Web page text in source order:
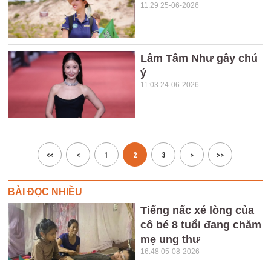
11:29 25-06-2026
Lâm Tâm Như gây chú
ý
11:03 24-06-2026
<< < 1 2 3 > >>
BÀI ĐỌC NHIỀU
Tiếng nấc xé lòng của
cô bé 8 tuổi đang chăm
mẹ ung thư
16:48 05-08-2026